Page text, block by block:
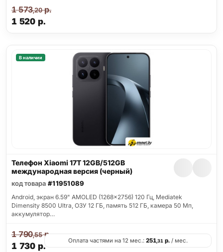
1 520 р.
1 573,20р.
В наличии
Телефон Xiaomi 17T 12GB/512GB
международная версия (черный)
код товара #11951089
Android, экран 6.59" AMOLED (1268x2756) 120 Гц, Mediatek
Dimensity 8500 Ultra, ОЗУ 12 ГБ, память 512 ГБ, камера 50 Мп,
аккумулятор…
1 730 р.
1 790,55р.
Оплата частями на 12 мес.: 251,31 р. / мес.